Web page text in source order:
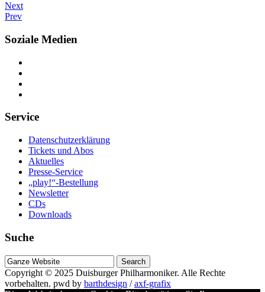
Next
Prev
Soziale Medien
Service
Datenschutzerklärung
Tickets und Abos
Aktuelles
Presse-Service
„play!“-Bestellung
Newsletter
CDs
Downloads
Suche
Suche
nach
Copyright © 2025 Duisburger Philharmoniker. Alle Rechte
vorbehalten. pwd by barthdesign /axf-grafix